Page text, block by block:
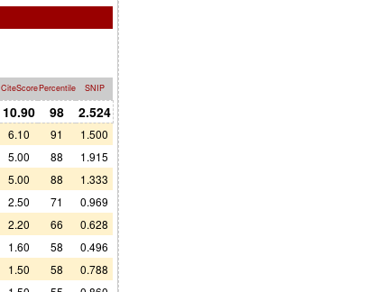
CiteScorePercentile SNIP
10.90 98 2.524
6.10 91 1.500
5.00 88 1.915
5.00 88 1.333
2.50 71 0.969
2.20 66 0.628
1.60 58 0.496
1.50 58 0.788